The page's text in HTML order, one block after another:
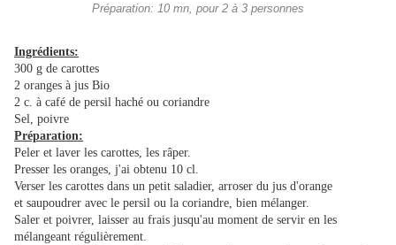
Préparation: 10 mn, pour 2 à 3 personnes
Ingrédients:
300 g de carottes
2 oranges à jus Bio
2 c. à café de persil haché ou coriandre
Sel, poivre
Préparation:
Peler et laver les carottes, les râper.
Presser les oranges, j'ai obtenu 10 cl.
Verser les carottes dans un petit saladier, arroser du jus d'orange
et saupoudrer avec le persil ou la coriandre, bien mélanger.
Saler et poivrer, laisser au frais jusqu'au moment de servir en les
mélangeant régulièrement.